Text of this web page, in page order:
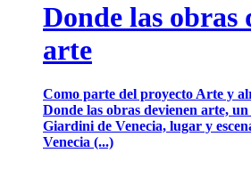
Donde las obras
arte
Como parte del proyecto Arte y
Donde las obras devienen arte,
Giardini de Venecia, lugar y
Venecia (...)